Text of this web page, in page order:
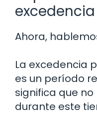
excedencia
Ahora,
La excedencia
es un período
significa que
durante este